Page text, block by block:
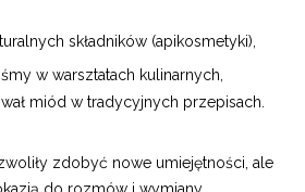
składników (apikosmetyki),
w warsztatach kulinarnych,
miód w tradycyjnych przepisach.
zdobyć nowe umiejętności, ale